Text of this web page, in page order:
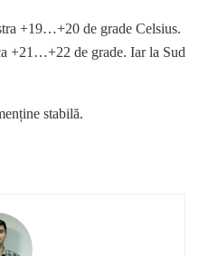
+19…+20 de grade Celsius.
+21…+22 de grade. Iar la Sud
stabilă.